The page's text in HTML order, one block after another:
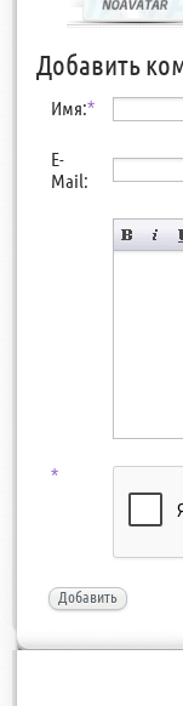
Добавить
Имя:*
E-
Mail:
*
Добавить